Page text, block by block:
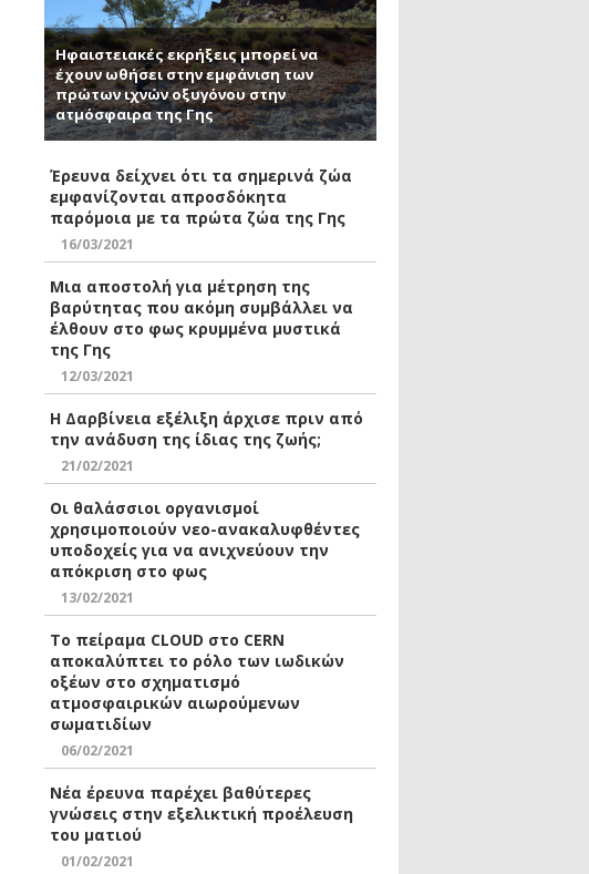
Ηφαιστειακές εκρήξεις μπορεί να
έχουν ωθήσει στην εμφάνιση των
πρώτων ιχνών οξυγόνου στην
ατμόσφαιρα της Γης
Έρευνα δείχνει ότι τα σημερινά ζώα
εμφανίζονται απροσδόκητα
παρόμοια με τα πρώτα ζώα της Γης
16/03/2021
Μια αποστολή για μέτρηση της
βαρύτητας που ακόμη συμβάλλει να
έλθουν στο φως κρυμμένα μυστικά
της Γης
12/03/2021
Η Δαρβίνεια εξέλιξη άρχισε πριν από
την ανάδυση της ίδιας της ζωής;
21/02/2021
Οι θαλάσσιοι οργανισμοί
χρησιμοποιούν νεο-ανακαλυφθέντες
υποδοχείς για να ανιχνεύουν την
απόκριση στο φως
13/02/2021
Το πείραμα CLOUD στο CERN
αποκαλύπτει το ρόλο των ιωδικών
οξέων στο σχηματισμό
ατμοσφαιρικών αιωρούμενων
σωματιδίων
06/02/2021
Νέα έρευνα παρέχει βαθύτερες
γνώσεις στην εξελικτική προέλευση
του ματιού
01/02/2021